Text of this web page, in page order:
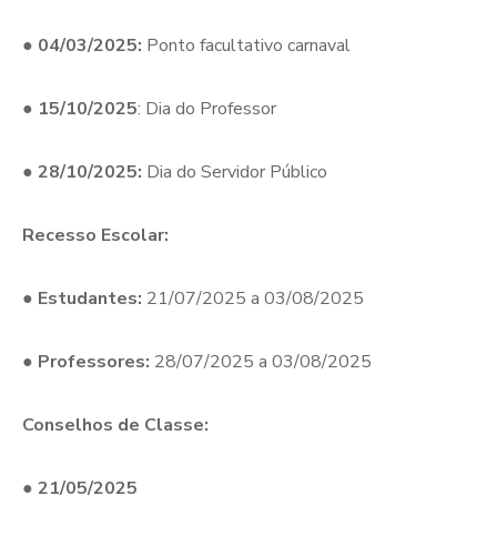
● 04/03/2025: Ponto facultativo carnaval
● 15/10/2025: Dia do Professor
● 28/10/2025: Dia do Servidor Público
Recesso Escolar:
● Estudantes: 21/07/2025 a 03/08/2025
● Professores: 28/07/2025 a 03/08/2025
Conselhos de Classe:
● 21/05/2025